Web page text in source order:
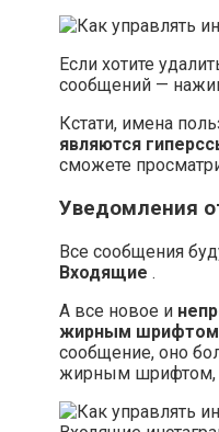
Если хотите
сообщений —
Кстати, имена
являются
сможете
Уведомления
Все сообщения
Входящие .
А все новое и
жирным шрифтом
сообщение, оно
жирным шрифтом,